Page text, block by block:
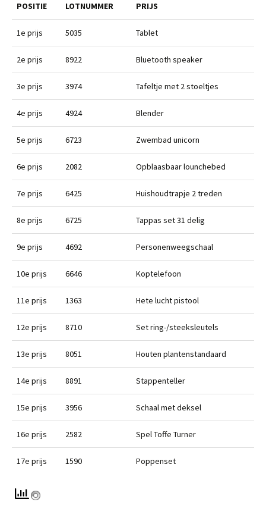
POSITIE LOTNUMMER PRIJS
1e prijs 5035 Tablet
2e prijs 8922 Bluetooth speaker
3e prijs 3974 Tafeltje met 2 stoeltjes
4e prijs 4924 Blender
5e prijs 6723 Zwembad unicorn
6e prijs 2082 Opblaasbaar lounchebed
7e prijs 6425 Huishoudtrapje 2 treden
8e prijs 6725 Tappas set 31 delig
9e prijs 4692 Personenweegschaal
10e prijs 6646 Koptelefoon
11e prijs 1363 Hete lucht pistool
12e prijs 8710 Set ring-/steeksleutels
13e prijs 8051 Houten plantenstandaard
14e prijs 8891 Stappenteller
15e prijs 3956 Schaal met deksel
16e prijs 2582 Spel Toffe Turner
17e prijs 1590 Poppenset